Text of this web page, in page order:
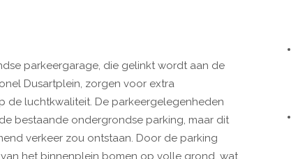
parkeergarage, die gelinkt wordt aan de
Dusartplein, zorgen voor extra
de luchtkwaliteit. De parkeergelegenheden
bestaande ondergrondse parking, maar dit
verkeer zou ontstaan. Door de parking
het binnenplein bomen op volle grond, wat